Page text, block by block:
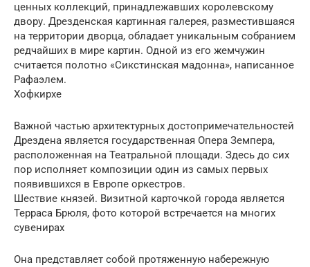
ценных коллекций, принадлежавших королевскому
двору. Дрезденская картинная галерея, разместившаяся
на территории дворца, обладает уникальным собранием
редчайших в мире картин. Одной из его жемчужин
считается полотно «Сикстинская мадонна», написанное
Рафаэлем.
Хофкирхе
Важной частью архитектурных достопримечательностей
Дрездена является государственная Опера Земпера,
расположенная на Театральной площади. Здесь до сих
пор исполняет композиции один из самых первых
появившихся в Европе оркестров.
Шествие князей. Визитной карточкой города является
Терраса Брюля, фото которой встречается на многих
сувенирах
Она представляет собой протяженную набережную